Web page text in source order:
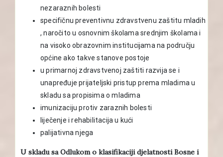
nezaraznih bolesti
specifičnu preventivnu zdravstvenu zaštitu mladih
, naročito u osnovnim školama srednjim školama i
na visoko obrazovnim institucijama na području
općine ako takve stanove postoje
u primarnoj zdravstvenoj zaštiti razvija se i
unapređuje prijateljski pristup prema mladima u
skladu sa propisima o mladima
imunizaciju protiv zaraznih bolesti
liječenje i rehabilitacija u kući
palijativna njega
U skladu sa Odlukom o klasifikaciji djelatnosti Bosne i